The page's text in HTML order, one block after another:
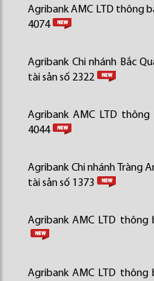
Agribank AMC LTD thông
4074
Agribank Chi nhánh Bắc
tài sản số 2322
Agribank AMC LTD
4044
Agribank Chi nhánh Tràng
tài sản số 1373
Agribank AMC LTD thông
Agribank AMC LTD thông